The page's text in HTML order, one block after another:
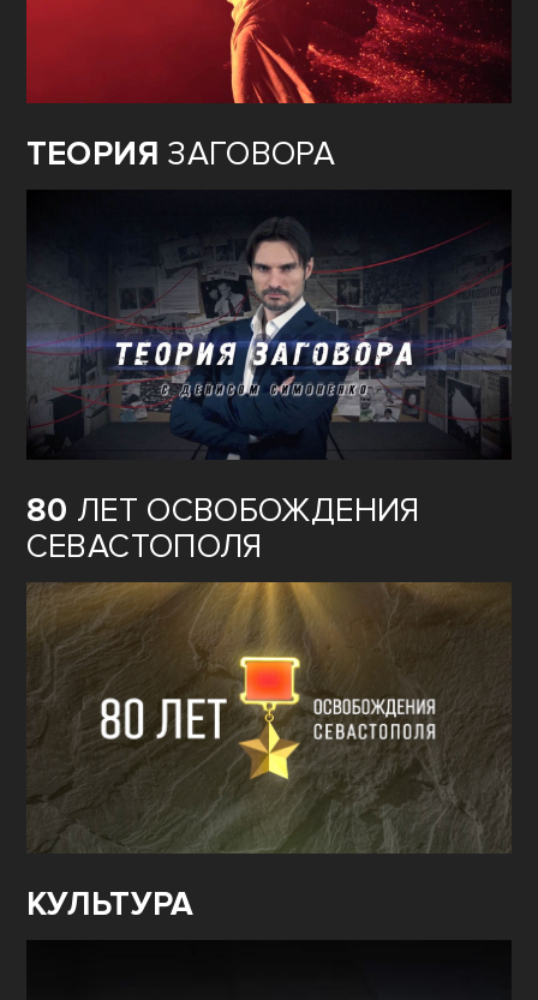
ТЕОРИЯ ЗАГОВОРА
80 ЛЕТ ОСВОБОЖДЕНИЯ
СЕВАСТОПОЛЯ
КУЛЬТУРА